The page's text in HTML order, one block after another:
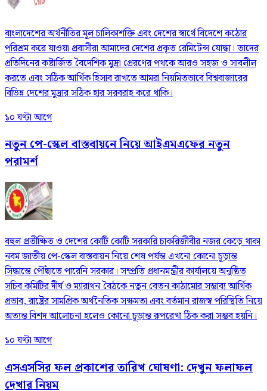
বাংলাদেশের অর্থনীতির মূল চালিকাশক্তি এবং দেশের স্বার্থে বিদেশে কঠোর
পরিশ্রম করে যাওয়া প্রবাসীরা আমাদের দেশের প্রকৃত রেমিটেন্স যোদ্ধা। তাদের
প্রতিদিনের কষ্টার্জিত বৈদেশিক মুদ্রা প্রেরণের পথকে আরও সহজ ও সাবলীল
করতে এবং সঠিক আর্থিক হিসাব রাখতে আমরা নিয়মিতভাবে বিশ্ববাজারের
বিভিন্ন দেশের মুদ্রার সঠিক হার সরবরাহ করে থাকি।
১০ ঘণ্টা আগে
নতুন পে-স্কেল বাস্তবায়নে নিয়ে আইএমএফের নতুন
পরামর্শ
বহুল প্রতীক্ষিত ও দেশের কোটি কোটি সরকারি চাকরিজীবীর নজর কেড়ে থাকা
নবম জাতীয় পে-স্কেল বাস্তবায়ন নিয়ে শেষ পর্যন্ত এখনো কোনো চূড়ান্ত
সিদ্ধান্তে পৌঁছাতে পারেনি সরকার। সম্প্রতি প্রধানমন্ত্রীর কার্যালয়ে অনুষ্ঠিত
সচিব কমিটির দীর্ঘ ও ম্যারাথন বৈঠকে নতুন বেতন কাঠামোর সম্ভাব্য আর্থিক
প্রভাব, রাষ্ট্রের সামগ্রিক অর্থনৈতিক সক্ষমতা এবং বর্তমান রাজস্ব পরিস্থিতি নিয়ে
অত্যন্ত বিশদ আলোচনা হলেও কোনো চূড়ান্ত রূপরেখা ঠিক করা সম্ভব হয়নি।
১০ ঘণ্টা আগে
এসএসসির ফল প্রকাশের তারিখ ঘোষণা: দেখুন ফলাফল
দেখার নিয়ম